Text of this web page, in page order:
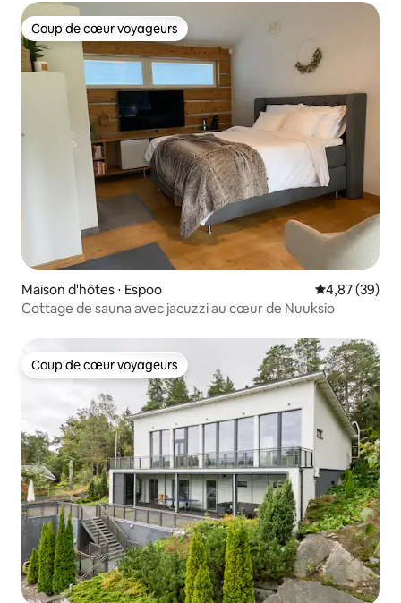
Coup de cœur voyageurs
Coup de cœur voyageurs
Maison d'hôtes ⋅ Espoo Évaluation
4,87 (39)
Cottage de sauna avec jacuzzi au cœur de Nuuksio
Coup de cœur voyageurs
Coup de cœur voyageurs